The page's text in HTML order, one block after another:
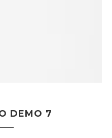
DEMO 7